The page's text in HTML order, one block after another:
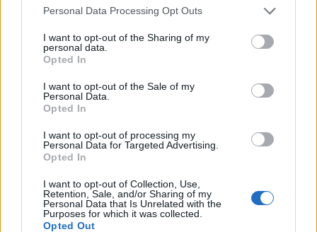
Personal Data Processing Opt Outs
I want to opt-out of the Sharing of my
personal data.
Opted In
I want to opt-out of the Sale of my
Personal Data.
Opted In
I want to opt-out of processing my
Personal Data for Targeted Advertising.
Opted In
I want to opt-out of Collection, Use,
Retention, Sale, and/or Sharing of my
Personal Data that Is Unrelated with the
Purposes for which it was collected.
Opted Out